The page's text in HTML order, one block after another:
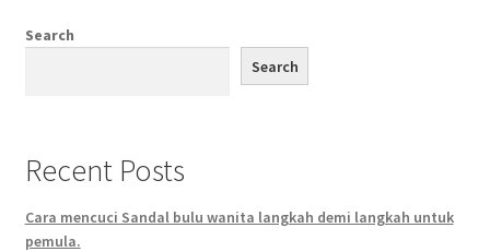
Search
Search
Recent Posts
Cara mencuci Sandal bulu wanita langkah demi langkah untuk
pemula.